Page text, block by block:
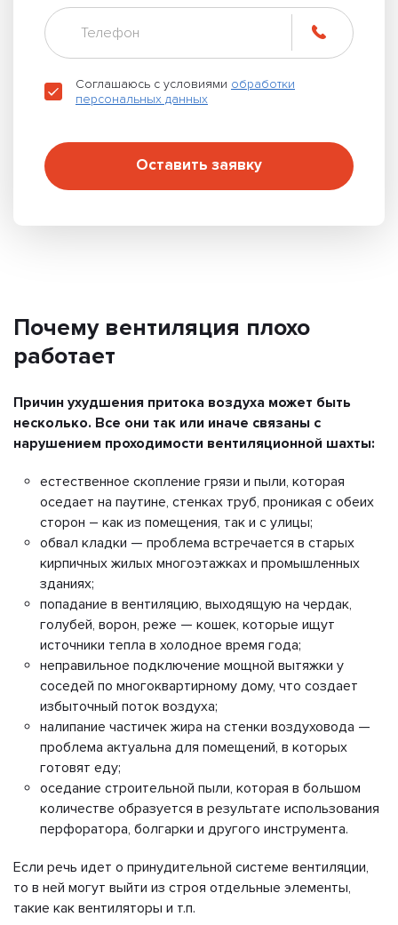
Соглашаюсь с условиями обработки
персональных данных
Оставить заявку
Почему вентиляция плохо
работает
Причин ухудшения притока воздуха может быть
несколько. Все они так или иначе связаны с
нарушением проходимости вентиляционной шахты:
естественное скопление грязи и пыли, которая
оседает на паутине, стенках труб, проникая с обеих
сторон – как из помещения, так и с улицы;
обвал кладки — проблема встречается в старых
кирпичных жилых многоэтажках и промышленных
зданиях;
попадание в вентиляцию, выходящую на чердак,
голубей, ворон, реже — кошек, которые ищут
источники тепла в холодное время года;
неправильное подключение мощной вытяжки у
соседей по многоквартирному дому, что создает
избыточный поток воздуха;
налипание частичек жира на стенки воздуховода —
проблема актуальна для помещений, в которых
готовят еду;
оседание строительной пыли, которая в большом
количестве образуется в результате использования
перфоратора, болгарки и другого инструмента.
Если речь идет о принудительной системе вентиляции,
то в ней могут выйти из строя отдельные элементы,
такие как вентиляторы и т.п.